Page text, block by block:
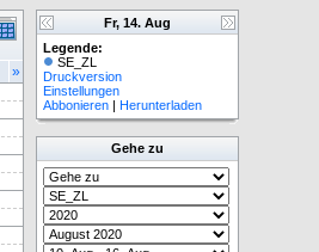
»
Fr, 14. Aug
Legende:
SE_ZL
Druckversion
Einstellungen
Abbonieren | Herunterladen
Gehe zu